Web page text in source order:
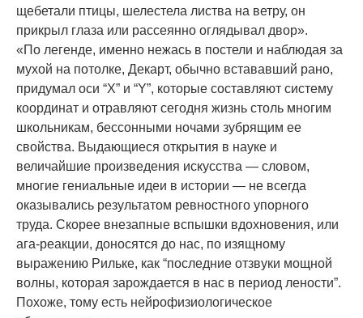
щебетали птицы, шелестела листва на ветру, он
прикрыл глаза или рассеянно оглядывал двор».
«По легенде, именно нежась в постели и наблюдая за
мухой на потолке, Декарт, обычно встававший рано,
придумал оси “X” и “Y”, которые составляют систему
координат и отравляют сегодня жизнь столь многим
школьникам, бессонными ночами зубрящим ее
свойства. Выдающиеся открытия в науке и
величайшие произведения искусства — словом,
многие гениальные идеи в истории — не всегда
оказывались результатом ревностного упорного
труда. Скорее внезапные вспышки вдохновения, или
ага-реакции, доносятся до нас, по изящному
выражению Рильке, как “последние отзвуки мощной
волны, которая зарождается в нас в период лености”.
Похоже, тому есть нейрофизиологическое